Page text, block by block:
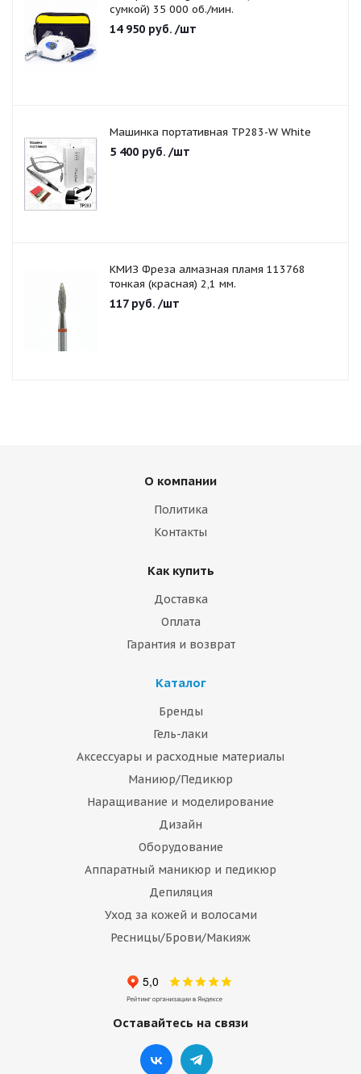
сумкой) 35 000 об./мин.
14 950 руб. /шт
Машинка портативная TP283-W White
5 400 руб. /шт
КМИЗ Фреза алмазная пламя 113768
тонкая (красная) 2,1 мм.
117руб. /шт
О компании
Политика
Контакты
Как купить
Доставка
Оплата
Гарантия и возврат
Каталог
Бренды
Гель-лаки
Аксессуары и расходные материалы
Маниюр/Педикюр
Наращивание и моделирование
Дизайн
Оборудование
Аппаратный маникюр и педикюр
Депиляция
Уход за кожей и волосами
Ресницы/Брови/Макияж
Оставайтесь на связи